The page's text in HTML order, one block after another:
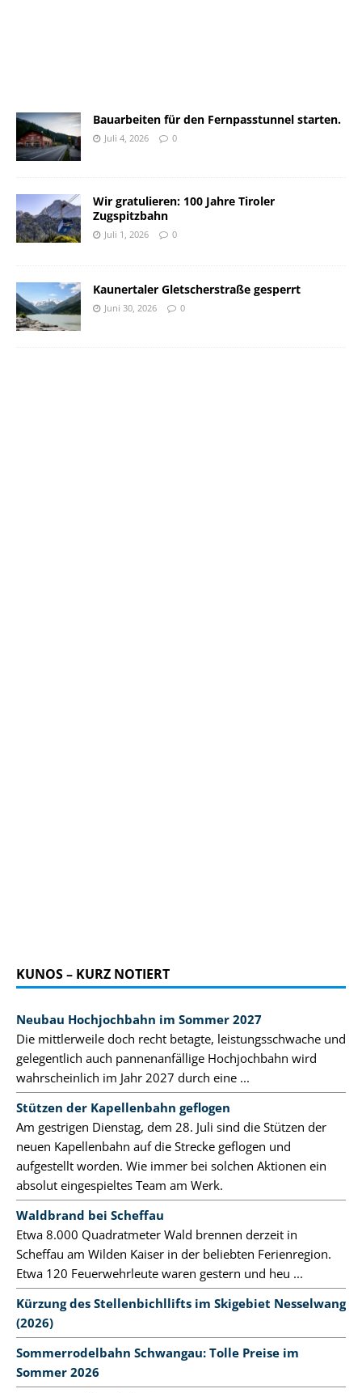
Bauarbeiten für den Fernpasstunnel starten.
Juli 4, 2026 0
Wir gratulieren: 100 Jahre Tiroler
Zugspitzbahn
Juli 1, 2026 0
Kaunertaler Gletscherstraße gesperrt
Juni 30, 2026 0
KUNOS – KURZ NOTIERT
Neubau Hochjochbahn im Sommer 2027
Die mittlerweile doch recht betagte, leistungsschwache und
gelegentlich auch pannenanfällige Hochjochbahn wird
wahrscheinlich im Jahr 2027 durch eine ...
Stützen der Kapellenbahn geflogen
Am gestrigen Dienstag, dem 28. Juli sind die Stützen der
neuen Kapellenbahn auf die Strecke geflogen und
aufgestellt worden. Wie immer bei solchen Aktionen ein
absolut eingespieltes Team am Werk.
Waldbrand bei Scheffau
Etwa 8.000 Quadratmeter Wald brennen derzeit in
Scheffau am Wilden Kaiser in der beliebten Ferienregion.
Etwa 120 Feuerwehrleute waren gestern und heu ...
Kürzung des Stellenbichllifts im Skigebiet Nesselwang
(2026)
Sommerrodelbahn Schwangau: Tolle Preise im
Sommer 2026